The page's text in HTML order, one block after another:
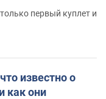
первый куплет и
известно о
как они